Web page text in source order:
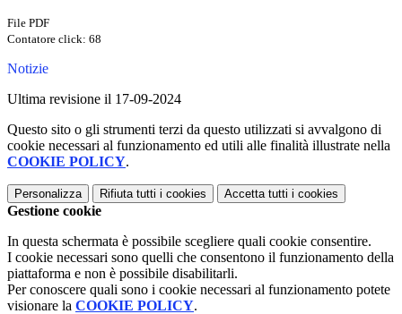
File PDF
Contatore click: 68
Notizie
Ultima revisione il 17-09-2024
Questo sito o gli strumenti terzi da questo utilizzati si avvalgono di
cookie necessari al funzionamento ed utili alle finalità illustrate nella
COOKIE POLICY.
Personalizza Rifiuta tutti i cookies Accetta tutti i cookies
Gestione cookie
In questa schermata è possibile scegliere quali cookie consentire.
I cookie necessari sono quelli che consentono il funzionamento della
piattaforma e non è possibile disabilitarli.
Per conoscere quali sono i cookie necessari al funzionamento potete
visionare la COOKIE POLICY.